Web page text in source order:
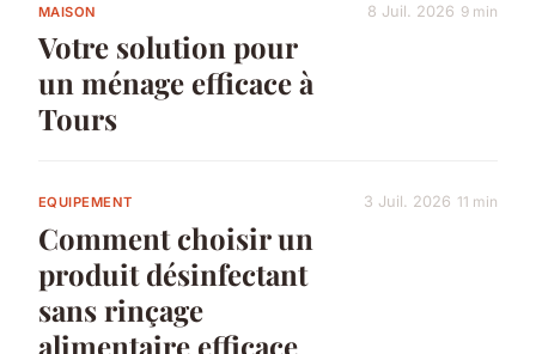
MAISON
Votre solution pour
un ménage efficace à
Tours
8 Juil. 2026 9 min
EQUIPEMENT
Comment choisir un
produit désinfectant
sans rinçage
alimentaire efficace
3 Juil. 2026 11 min